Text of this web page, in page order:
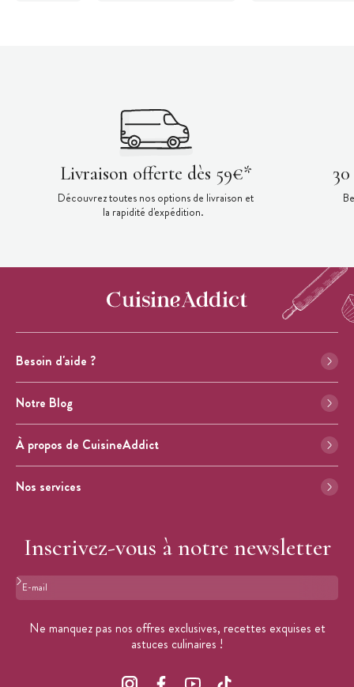
Livraison offerte dès 59€*
Découvrez toutes nos options de livraison et
la rapidité d'expédition.
Besoin d'aide ?
Notre Blog
À propos de CuisineAddict
Nos services
Inscrivez-vous à notre newsletter
Format : adresse@email.com
Ne manquez pas nos offres exclusives, recettes exquises et
astuces culinaires !